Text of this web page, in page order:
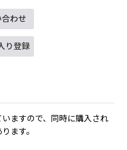
わせ
り登録
ますので、同時に購入され
ます。